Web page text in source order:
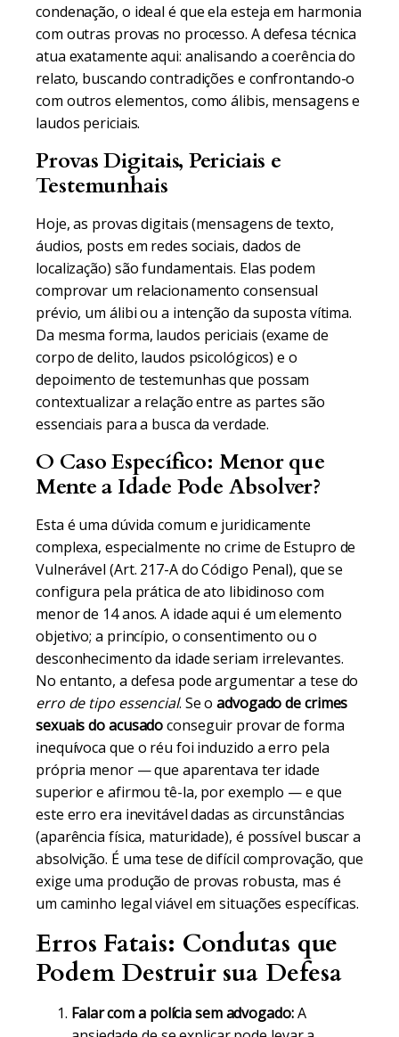
condenação, o ideal é que ela esteja em harmonia
com outras provas no processo. A defesa técnica
atua exatamente aqui: analisando a coerência do
relato, buscando contradições e confrontando-o
com outros elementos, como álibis, mensagens e
laudos periciais.
Provas Digitais, Periciais e
Testemunhais
Hoje, as provas digitais (mensagens de texto,
áudios, posts em redes sociais, dados de
localização) são fundamentais. Elas podem
comprovar um relacionamento consensual
prévio, um álibi ou a intenção da suposta vítima.
Da mesma forma, laudos periciais (exame de
corpo de delito, laudos psicológicos) e o
depoimento de testemunhas que possam
contextualizar a relação entre as partes são
essenciais para a busca da verdade.
O Caso Específico: Menor que
Mente a Idade Pode Absolver?
Esta é uma dúvida comum e juridicamente
complexa, especialmente no crime de Estupro de
Vulnerável (Art. 217-A do Código Penal), que se
configura pela prática de ato libidinoso com
menor de 14 anos. A idade aqui é um elemento
objetivo; a princípio, o consentimento ou o
desconhecimento da idade seriam irrelevantes.
No entanto, a defesa pode argumentar a tese do
erro de tipo essencial. Se oadvogado de crimes
sexuais do acusadoconseguir provar de forma
inequívoca que o réu foi induzido a erro pela
própria menor — que aparentava ter idade
superior e afirmou tê-la, por exemplo — e que
este erro era inevitável dadas as circunstâncias
(aparência física, maturidade), é possível buscar a
absolvição. É uma tese de difícil comprovação, que
exige uma produção de provas robusta, mas é
um caminho legal viável em situações específicas.
Erros Fatais: Condutas que
Podem Destruir sua Defesa
Falar com a polícia sem advogado:A